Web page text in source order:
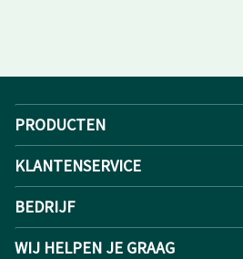
PRODUCTEN
KLANTENSERVICE
BEDRIJF
WIJ HELPEN JE GRAAG